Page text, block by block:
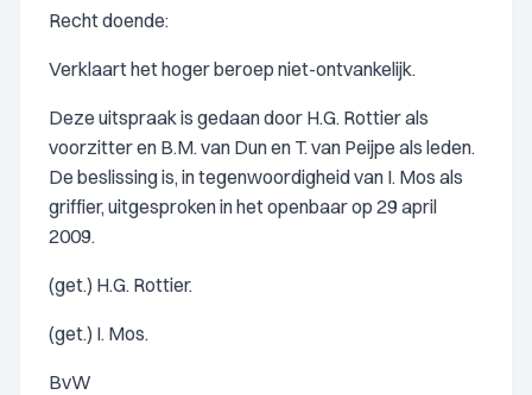
Recht doende:
Verklaart het hoger beroep niet-ontvankelijk.
Deze uitspraak is gedaan door H.G. Rottier als
voorzitter en B.M. van Dun en T. van Peijpe als leden.
De beslissing is, in tegenwoordigheid van I. Mos als
griffier, uitgesproken in het openbaar op 29 april
2009.
(get.) H.G. Rottier.
(get.) I. Mos.
BvW